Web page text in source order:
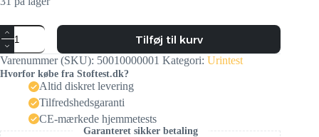
Tilføj til kurv
Varenummer (SKU): 50010000001 Kategori: Urintest
Hvorfor købe fra Stoftest.dk?
Altid diskret levering
Tilfredshedsgaranti
CE-mærkede hjemmetests
Garanteret sikker betaling